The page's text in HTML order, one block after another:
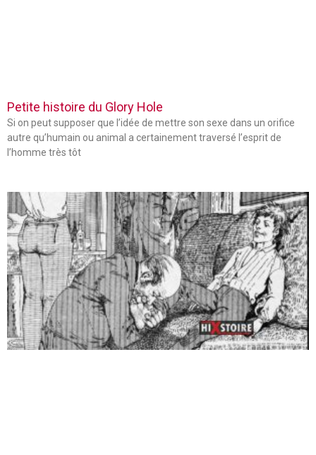
Petite histoire du Glory Hole
Si on peut supposer que l’idée de mettre son sexe dans un orifice
autre qu’humain ou animal a certainement traversé l’esprit de
l’homme très tôt